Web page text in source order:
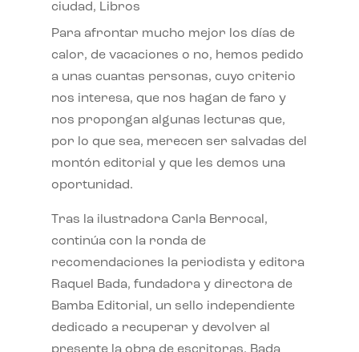
ciudad, Libros
Para afrontar mucho mejor los días de
calor, de vacaciones o no, hemos pedido
a unas cuantas personas, cuyo criterio
nos interesa, que nos hagan de faro y
nos propongan algunas lecturas que,
por lo que sea, merecen ser salvadas del
montón editorial y que les demos una
oportunidad.
Tras la ilustradora Carla Berrocal,
continúa con la ronda de
recomendaciones la periodista y editora
Raquel Bada, fundadora y directora de
Bamba Editorial, un sello independiente
dedicado a recuperar y devolver al